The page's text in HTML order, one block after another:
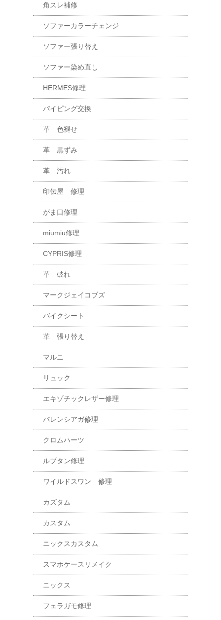
角スレ補修
ソファーカラーチェンジ
ソファー張り替え
ソファー染め直し
HERMES修理
パイピング交換
革 色褪せ
革 黒ずみ
革 汚れ
印伝屋 修理
がま口修理
miumiu修理
CYPRIS修理
革 破れ
マークジェイコブズ
バイクシート
革 張り替え
マルニ
リュック
エキゾチックレザー修理
バレンシアガ修理
クロムハーツ
ルブタン修理
ワイルドスワン 修理
カズタム
カスタム
ニックスカスタム
スマホケースリメイク
ニックス
フェラガモ修理